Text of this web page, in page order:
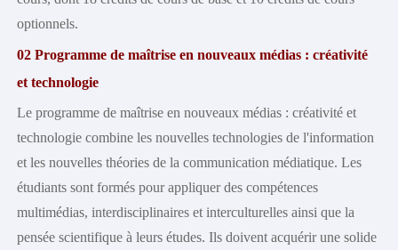
optionnels.
02Programme de maîtrise en nouveaux médias : créativité
et technologie
Le programme de maîtrise en nouveaux médias : créativité et
technologie combine les nouvelles technologies de l'information
et les nouvelles théories de la communication médiatique. Les
étudiants sont formés pour appliquer des compétences
multimédias, interdisciplinaires et interculturelles ainsi que la
pensée scientifique à leurs études. Ils doivent acquérir une solide